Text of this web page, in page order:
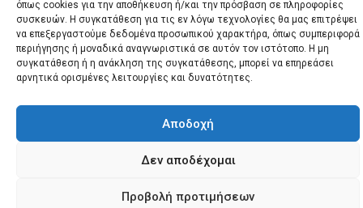
όπως cookies για την αποθήκευση ή/και την πρόσβαση σε πληροφορίες
συσκευών. Η συγκατάθεση για τις εν λόγω τεχνολογίες θα μας επιτρέψει
να επεξεργαστούμε δεδομένα προσωπικού χαρακτήρα, όπως συμπεριφορά
περιήγησης ή μοναδικά αναγνωριστικά σε αυτόν τον ιστότοπο. Η μη
συγκατάθεση ή η ανάκληση της συγκατάθεσης, μπορεί να επηρεάσει
αρνητικά ορισμένες λειτουργίες και δυνατότητες.
Αποδοχή
Δεν αποδέχομαι
Προβολή προτιμήσεων
© 2026 Santonews - Όλα
τα δικαιώματα